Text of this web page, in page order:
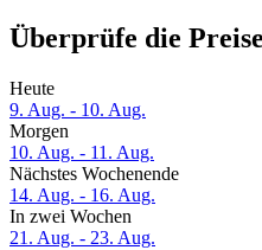
Überprüfe die
Heute
9. Aug. - 10. Aug.
Morgen
10. Aug. - 11. Aug.
Nächstes Wochenende
14. Aug. - 16. Aug.
In zwei Wochen
21. Aug. - 23. Aug.